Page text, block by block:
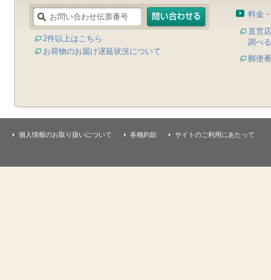
2件以上はこちら
お荷物のお届け遅延状況について
料金
直営
調べる
郵便
個人情報のお取り扱いについて 各種約款 サイトのご利用にあたって